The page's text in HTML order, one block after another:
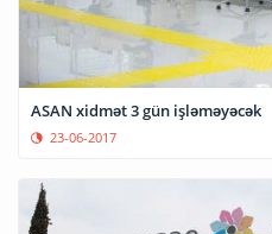
ASAN xidmət 3 gün işləməyəcək
23-06-2017